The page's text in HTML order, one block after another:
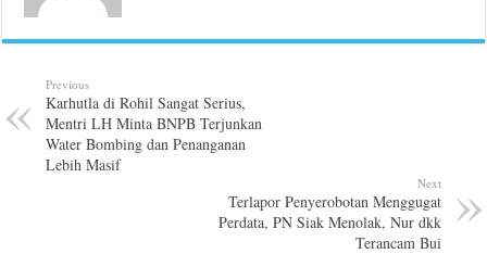
Previous
Karhutla di Rohil Sangat Serius,
Mentri LH Minta BNPB Terjunkan
Water Bombing dan Penanganan
Lebih Masif
Next
Terlapor Penyerobotan Menggugat
Perdata, PN Siak Menolak, Nur dkk
Terancam Bui